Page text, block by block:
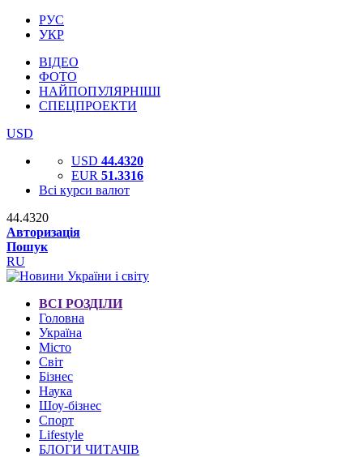
РУС
УКР
ВІДЕО
ФОТО
НАЙПОПУЛЯРНІШІ
СПЕЦПРОЕКТИ
USD
USD 44.4320
EUR 51.3316
Всі курси валют
44.4320
Авторизація
Пошук
RU
ВСІ РОЗДІЛИ
Головна
Україна
Місто
Світ
Бізнес
Наука
Шоу-бізнес
Спорт
Lifestyle
БЛОГИ ЧИТАЧІВ